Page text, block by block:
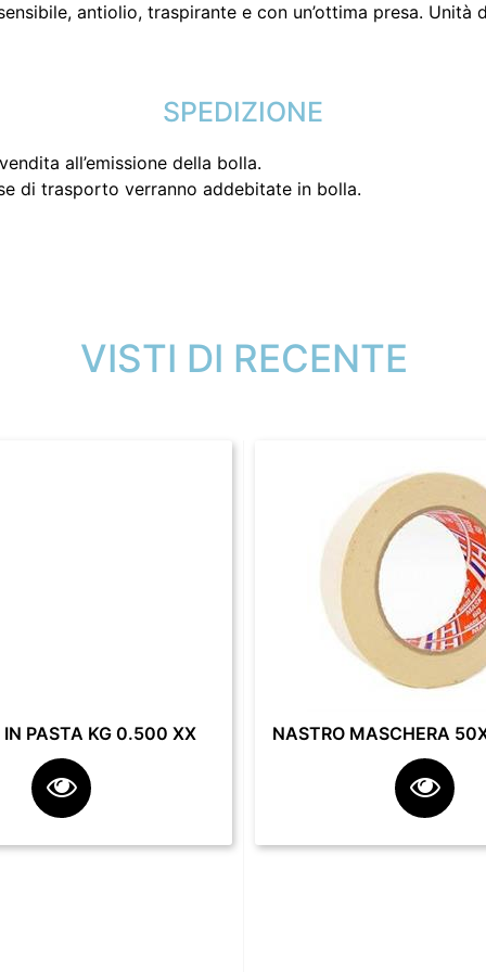
antiolio, traspirante e con un’ottima presa. Unità
SPEDIZIONE
all’emissione della bolla.
di trasporto verranno addebitate in bolla.
VISTI DI RECENTE
IN PASTA KG 0.500 XX NASTRO MASCHERA